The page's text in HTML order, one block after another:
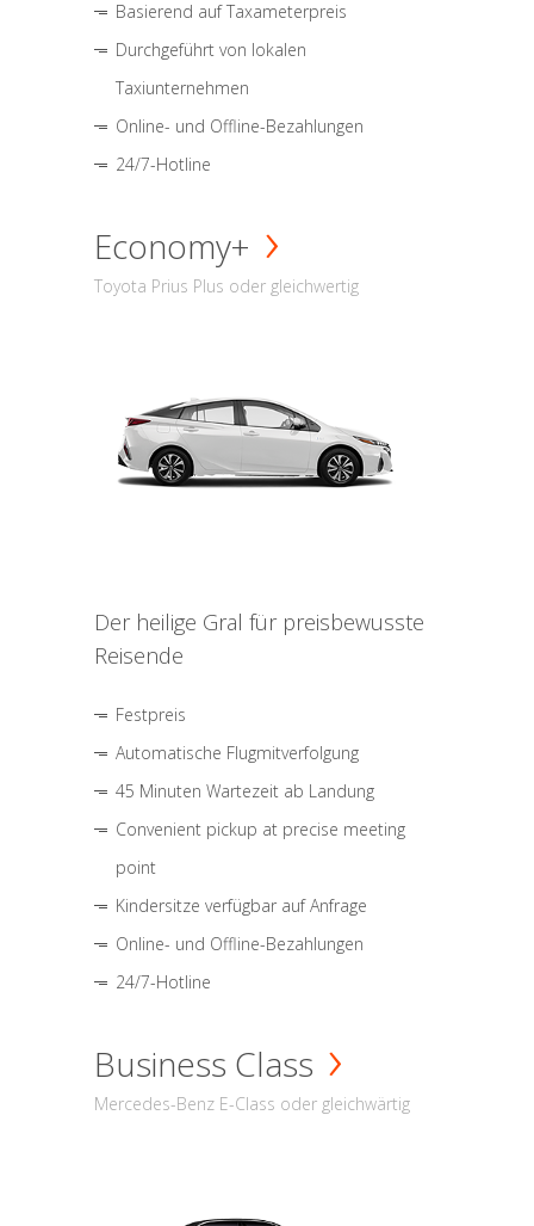
Basierend auf Taxameterpreis
Durchgeführt von lokalen
Taxiunternehmen
Online- und Offline-Bezahlungen
24/7-Hotline
Economy+
Toyota Prius Plus oder gleichwertig
Der heilige Gral für preisbewusste
Reisende
Festpreis
Automatische Flugmitverfolgung
45 Minuten Wartezeit ab Landung
Convenient pickup at precise meeting
point
Kindersitze verfügbar auf Anfrage
Online- und Offline-Bezahlungen
24/7-Hotline
Business Class
Mercedes-Benz E-Class oder gleichwärtig